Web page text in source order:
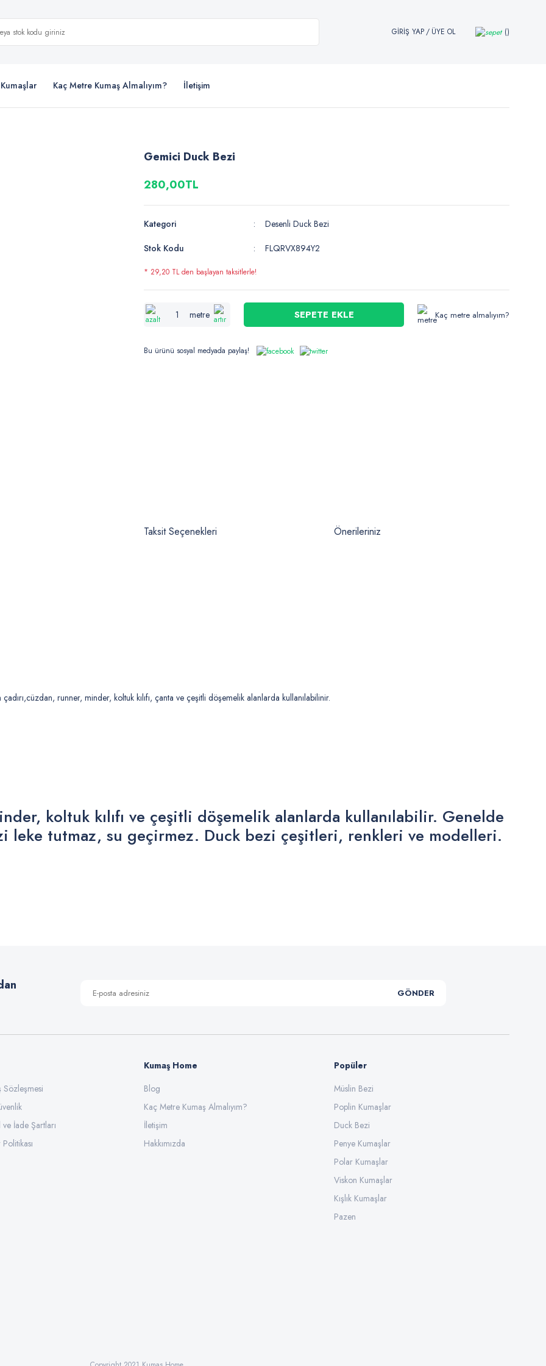
GİRİŞ YAP/ ÜYE OL
Kaç Metre Kumaş Almalıyım? İletişim
Gemici Duck Bezi
280,00TL
Kategori
Desenli Duck Bezi
Stok Kodu
FLQRVX894Y2
* 29,20 TL den başlayan taksitlerle!
metre SEPETE EKLE Kaç metre almalıyım?
Bu ürünü sosyal medyada paylaş!
Taksit Seçenekleri Önerileriniz
runner, minder, koltuk kılıfı, çanta ve çeşitli döşemelik alanlarda kullanılabilinir.
koltuk kılıfı ve çeşitli döşemelik alanlarda kullanılabilir. Genelde
leke tutmaz, su geçirmez. Duck bezi çeşitleri, renkleri ve modelleri.
Gönder
GÖNDER
Sözleşmesi
İade Şartları
Kumaş Home
Blog
Kaç Metre Kumaş Almalıyım?
İletişim
Hakkımızda
Popüler
Müslin Bezi
Poplin Kumaşlar
Duck Bezi
Penye Kumaşlar
Polar Kumaşlar
Viskon Kumaşlar
Kışlık Kumaşlar
Pazen